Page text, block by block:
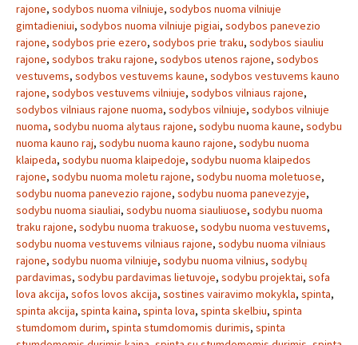
rajone, sodybos nuoma vilniuje, sodybos nuoma vilniuje
gimtadieniui, sodybos nuoma vilniuje pigiai, sodybos panevezio
rajone, sodybos prie ezero, sodybos prie traku, sodybos siauliu
rajone, sodybos traku rajone, sodybos utenos rajone, sodybos
vestuvems, sodybos vestuvems kaune, sodybos vestuvems kauno
rajone, sodybos vestuvems vilniuje, sodybos vilniaus rajone,
sodybos vilniaus rajone nuoma, sodybos vilniuje, sodybos vilniuje
nuoma, sodybu nuoma alytaus rajone, sodybu nuoma kaune, sodybu
nuoma kauno raj, sodybu nuoma kauno rajone, sodybu nuoma
klaipeda, sodybu nuoma klaipedoje, sodybu nuoma klaipedos
rajone, sodybu nuoma moletu rajone, sodybu nuoma moletuose,
sodybu nuoma panevezio rajone, sodybu nuoma panevezyje,
sodybu nuoma siauliai, sodybu nuoma siauliuose, sodybu nuoma
traku rajone, sodybu nuoma trakuose, sodybu nuoma vestuvems,
sodybu nuoma vestuvems vilniaus rajone, sodybu nuoma vilniaus
rajone, sodybu nuoma vilniuje, sodybu nuoma vilnius, sodybų
pardavimas, sodybu pardavimas lietuvoje, sodybu projektai, sofa
lova akcija, sofos lovos akcija, sostines vairavimo mokykla, spinta,
spinta akcija, spinta kaina, spinta lova, spinta skelbiu, spinta
stumdomom durim, spinta stumdomomis durimis, spinta